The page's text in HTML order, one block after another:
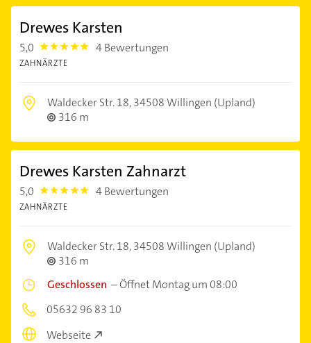
Drewes Karsten
5,0 5.0 4 Bewertungen
ZAHNÄRZTE
Waldecker Str. 18,34508 Willingen (Upland)
316 m
Drewes Karsten Zahnarzt
5,0 5.0 4 Bewertungen
ZAHNÄRZTE
Waldecker Str. 18,34508 Willingen (Upland)
316 m
Geschlossen –Öffnet Montag um 08:00
05632 96 83 10
Webseite